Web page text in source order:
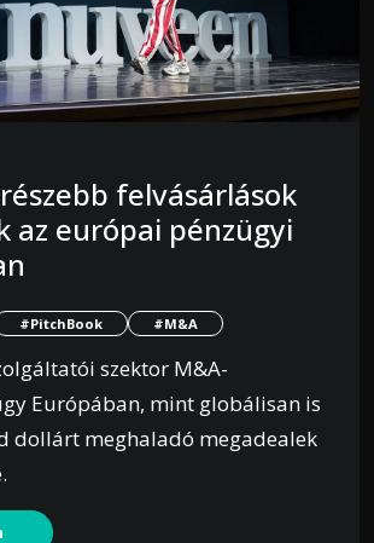
felvásárlások
az európai pénzügyi
#PitchBook #M&A
szektor M&A-
Európában, mint globálisan is
dollárt meghaladó megadealek